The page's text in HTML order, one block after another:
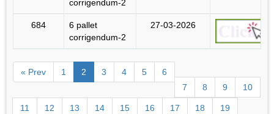
corrigendum-2
684
6 pallet
corrigendum-2
27-03-2026
« Prev 1 2 3 4 5
6
7
8 9 10
11 12 13 14 15 16 17 18 19